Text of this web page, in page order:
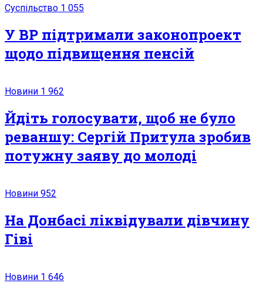
Суспільство 1 055
У ВР підтримали законопроект
щодо підвищення пенсій
Новини 1 962
Йдіть голосувати, щоб не було
реваншу: Сергій Притула зробив
потужну заяву до молоді
Новини 952
На Донбасі ліквідували дівчину
Гіві
Новини 1 646